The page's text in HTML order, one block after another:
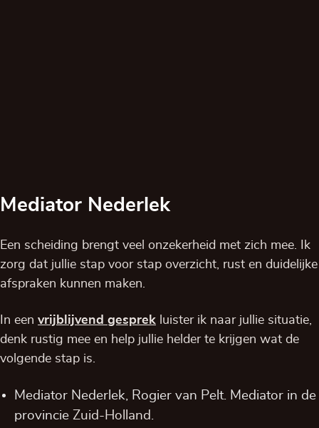
Mediator Nederlek
Een scheiding brengt veel onzekerheid met zich mee. Ik
zorg dat jullie stap voor stap overzicht, rust en duidelijke
afspraken kunnen maken.
In een vrijblijvend gesprek luister ik naar jullie situatie,
denk rustig mee en help jullie helder te krijgen wat de
volgende stap is.
Mediator Nederlek, Rogier van Pelt. Mediator in de
provincie Zuid-Holland.